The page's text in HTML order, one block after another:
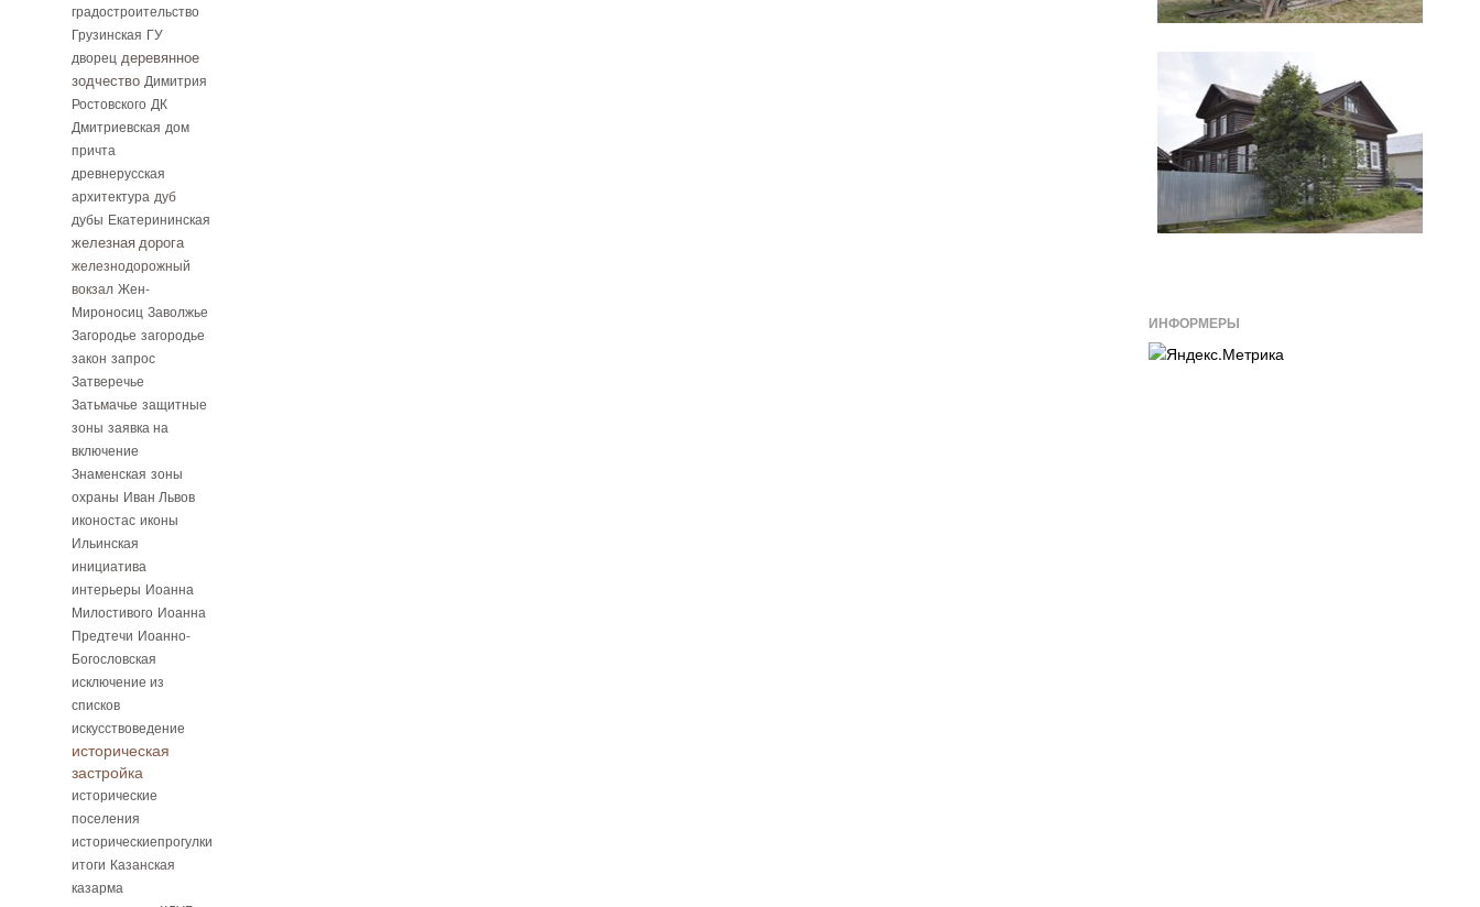
градостроительство
Грузинская ГУ
дворец деревянное
зодчество Димитрия
Ростовского ДК
Дмитриевская дом
причта
древнерусская
архитектура дуб
дубы Екатерининская
железная дорога
железнодорожный
вокзал Жен-
Мироносиц Заволжье
Загородье загородье
закон запрос
Затверечье
Затьмачье защитные
зоны заявка на
включение
Знаменская зоны
охраны Иван Львов
иконостас иконы
Ильинская
инициатива
интерьеры Иоанна
Милостивого Иоанна
Предтечи Иоанно-
Богословская
исключение из
списков
искусствоведение
историческая
застройка
исторические
поселения
историческиепрогулки
итоги Казанская
казарма
ИНФОРМЕРЫ